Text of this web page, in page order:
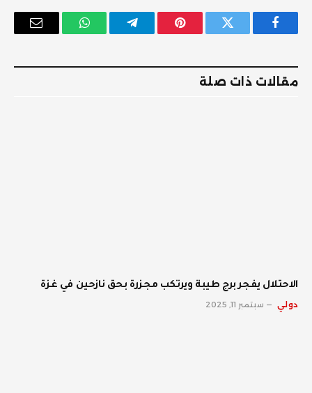
فيسبوك تويتر بينتيريستتيلقرام واتساب
البريد
مقالات ذات صلة
الاحتلال يفجر برج طيبة ويرتكب مجزرة بحق نازحين في غزة
دولي سبتمبر 11, 2025